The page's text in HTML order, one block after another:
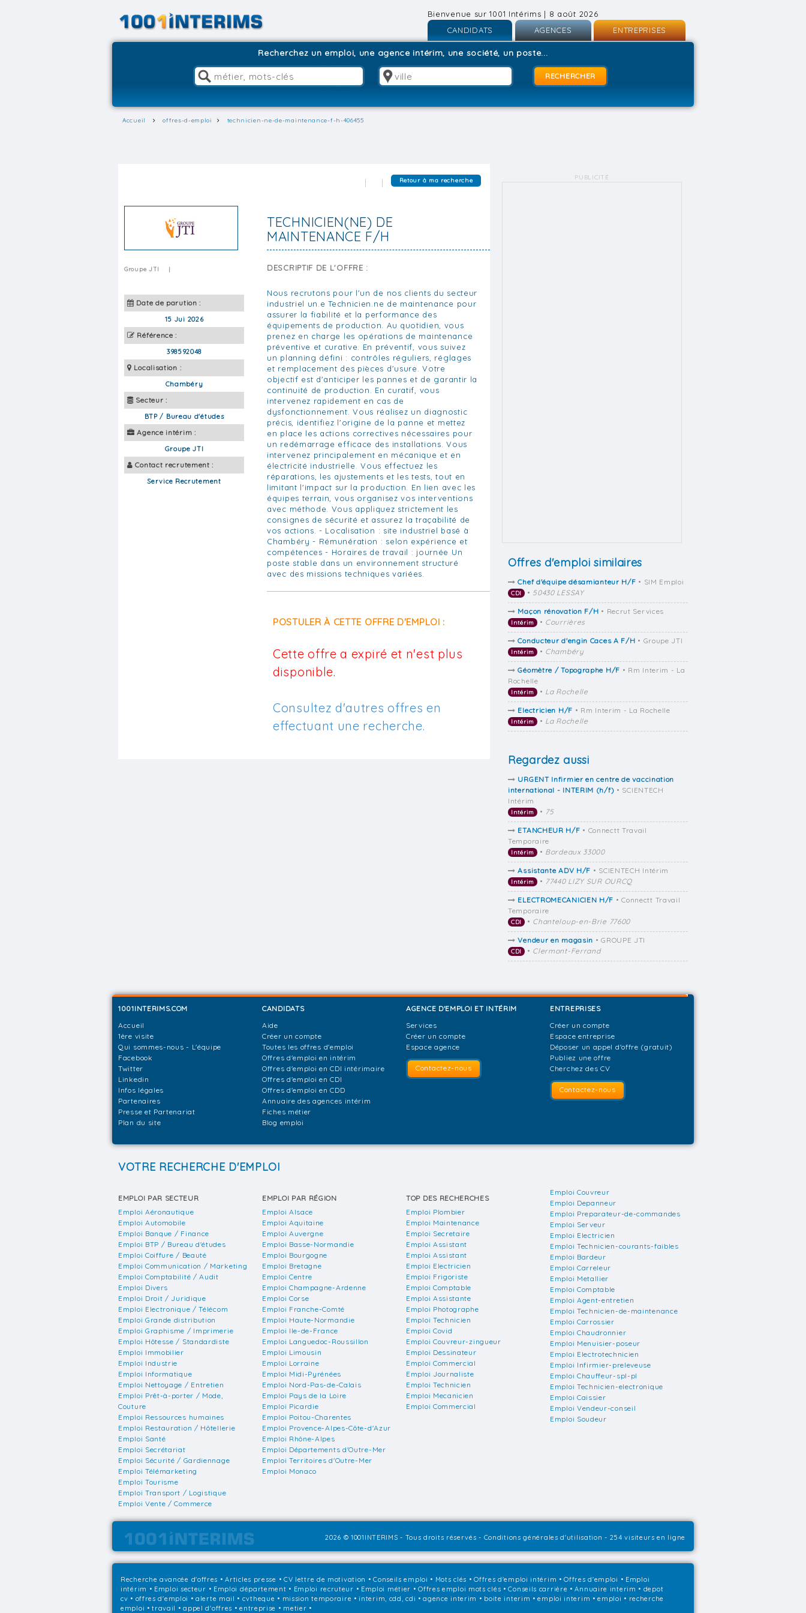
Bienvenue sur 1001 Intérims | 8 août 2026
CANDIDATS
Inscription
AGENCES
Inscription
Connexion
ENTREPRISES
Recherchez un emploi, une agence intérim, une société, un poste...
Accueil offres-d-emploi technicien-ne-de-maintenance-f-h-406455
Retour à ma recherche
TECHNICIEN(NE) DE
MAINTENANCE F/H
Groupe JTI |
Date de parution :
15 Jui 2026
Référence :
398592048
Localisation :
Chambéry
Secteur :
BTP / Bureau d'études
Agence intérim :
Groupe JTI
Contact recrutement :
Service Recrutement
DESCRIPTIF DE L'OFFRE :
Nous recrutons pour l'un de nos clients du secteur
industriel un.e Technicien.ne de maintenance pour
assurer la fiabilité et la performance des
équipements de production. Au quotidien, vous
prenez en charge les opérations de maintenance
préventive et curative. En préventif, vous suivez
un planning défini : contrôles réguliers, réglages
et remplacement des pièces d'usure. Votre
objectif est d'anticiper les pannes et de garantir la
continuité de production. En curatif, vous
intervenez rapidement en cas de
dysfonctionnement. Vous réalisez un diagnostic
précis, identifiez l'origine de la panne et mettez
en place les actions correctives nécessaires pour
un redémarrage efficace des installations. Vous
intervenez principalement en mécanique et en
électricité industrielle. Vous effectuez les
réparations, les ajustements et les tests, tout en
limitant l'impact sur la production. En lien avec les
équipes terrain, vous organisez vos interventions
avec méthode. Vous appliquez strictement les
consignes de sécurité et assurez la traçabilité de
vos actions. - Localisation : site industriel basé à
Chambéry - Rémunération : selon expérience et
compétences - Horaires de travail : journée Un
poste stable dans un environnement structuré
avec des missions techniques variées.
POSTULER À CETTE OFFRE D'EMPLOI :
Cette offre a expiré et n'est plus
disponible.
Consultez d'autres offres en
effectuant une recherche.
PUBLICITÉ
Offres d'emploi similaires
Chef d'équipe désamianteur H/F • SIM Emploi
CDI • 50430 LESSAY
Maçon rénovation F/H • Recrut Services
Intérim • Courrières
Conducteur d'engin Caces A F/H • Groupe JTI
Intérim • Chambéry
Géomètre / Topographe H/F • Rm Interim - La
Rochelle
Intérim • La Rochelle
Electricien H/F • Rm Interim - La Rochelle
Intérim • La Rochelle
Regardez aussi
URGENT Infirmier en centre de vaccination
international - INTERIM (h/f) • SCIENTECH
Intérim
Intérim • 75
ETANCHEUR H/F • Connectt Travail
Temporaire
Intérim • Bordeaux 33000
Assistante ADV H/F • SCIENTECH Intérim
Intérim • 77440 LIZY SUR OURCQ
ELECTROMECANICIEN H/F • Connectt Travail
Temporaire
CDI • Chanteloup-en-Brie 77600
Vendeur en magasin • GROUPE JTI
CDI • Clermont-Ferrand
1001INTERIMS.COM
Accueil
1ère visite
Qui sommes-nous - L'équipe
Facebook
Twitter
Linkedin
Infos légales
Partenaires
Presse et Partenariat
Plan du site
CANDIDATS
Aide
Créer un compte
Toutes les offres d'emploi
Offres d'emploi en intérim
Offres d'emploi en CDI intérimaire
Offres d'emploi en CDI
Offres d'emploi en CDD
Annuaire des agences intérim
Fiches métier
Blog emploi
AGENCE D'EMPLOI ET INTÉRIM
Services
Créer un compte
Espace agence
Contactez-nous
ENTREPRISES
Créer un compte
Espace entreprise
Déposer un appel d'offre (gratuit)
Publiez une offre
Cherchez des CV
Contactez-nous
VOTRE RECHERCHE D'EMPLOI
EMPLOI PAR SECTEUR
Emploi Aéronautique
Emploi Automobile
Emploi Banque / Finance
Emploi BTP / Bureau d'études
Emploi Coiffure / Beauté
Emploi Communication / Marketing
Emploi Comptabilité / Audit
Emploi Divers
Emploi Droit / Juridique
Emploi Electronique / Télécom
Emploi Grande distribution
Emploi Graphisme / Imprimerie
Emploi Hôtesse / Standardiste
Emploi Immobilier
Emploi Industrie
Emploi Informatique
Emploi Nettoyage / Entretien
Emploi Prêt-à-porter / Mode,
Couture
Emploi Ressources humaines
Emploi Restauration / Hôtellerie
Emploi Santé
Emploi Secrétariat
Emploi Sécurité / Gardiennage
Emploi Télémarketing
Emploi Tourisme
Emploi Transport / Logistique
Emploi Vente / Commerce
EMPLOI PAR RÉGION
Emploi Alsace
Emploi Aquitaine
Emploi Auvergne
Emploi Basse-Normandie
Emploi Bourgogne
Emploi Bretagne
Emploi Centre
Emploi Champagne-Ardenne
Emploi Corse
Emploi Franche-Comté
Emploi Haute-Normandie
Emploi Ile-de-France
Emploi Languedoc-Roussillon
Emploi Limousin
Emploi Lorraine
Emploi Midi-Pyrénées
Emploi Nord-Pas-de-Calais
Emploi Pays de la Loire
Emploi Picardie
Emploi Poitou-Charentes
Emploi Provence-Alpes-Côte-d'Azur
Emploi Rhône-Alpes
Emploi Départements d'Outre-Mer
Emploi Territoires d'Outre-Mer
Emploi Monaco
TOP DES RECHERCHES
Emploi Plombier
Emploi Maintenance
Emploi Secretaire
Emploi Assistant
Emploi Assistant
Emploi Electricien
Emploi Frigoriste
Emploi Comptable
Emploi Assistante
Emploi Photographe
Emploi Technicien
Emploi Covid
Emploi Couvreur-zingueur
Emploi Dessinateur
Emploi Commercial
Emploi Journaliste
Emploi Technicien
Emploi Mecanicien
Emploi Commercial
Emploi Couvreur
Emploi Depanneur
Emploi Preparateur-de-commandes
Emploi Serveur
Emploi Electricien
Emploi Technicien-courants-faibles
Emploi Bardeur
Emploi Carreleur
Emploi Metallier
Emploi Comptable
Emploi Agent-entretien
Emploi Technicien-de-maintenance
Emploi Carrossier
Emploi Chaudronnier
Emploi Menuisier-poseur
Emploi Electrotechnicien
Emploi Infirmier-preleveuse
Emploi Chauffeur-spl-pl
Emploi Technicien-electronique
Emploi Caissier
Emploi Vendeur-conseil
Emploi Soudeur
2026 © 1001INTERIMS - Tous droits réservés - Conditions générales d'utilisation - 254 visiteurs en ligne
Recherche avancée d'offres •Articles presse • CV lettre de motivation •Conseils emploi • Mots clés •Offres d'emploi intérim •Offres d'emploi • Emploi
intérim • Emploi secteur • Emploi département • Emploi recruteur • Emploi métier •Offres emploi mots clés •Conseils carrière •Annuaire interim • depot
cv • offres d'emploi • alerte mail • cvtheque • mission temporaire • interim, cdd, cdi • agence interim • boite interim • emploi interim • emploi • recherche
emploi • travail • appel d'offres • entreprise • metier •